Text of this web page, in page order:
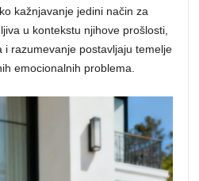
kažnjavanje jedini način za
u kontekstu njihove prošlosti,
razumevanje postavljaju temelje
emocionalnih problema.